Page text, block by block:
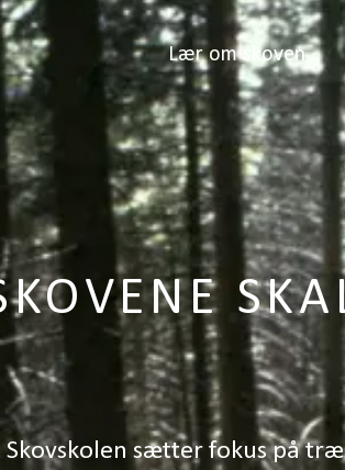
Lær om skoven
Skovskolen sætter fokus på